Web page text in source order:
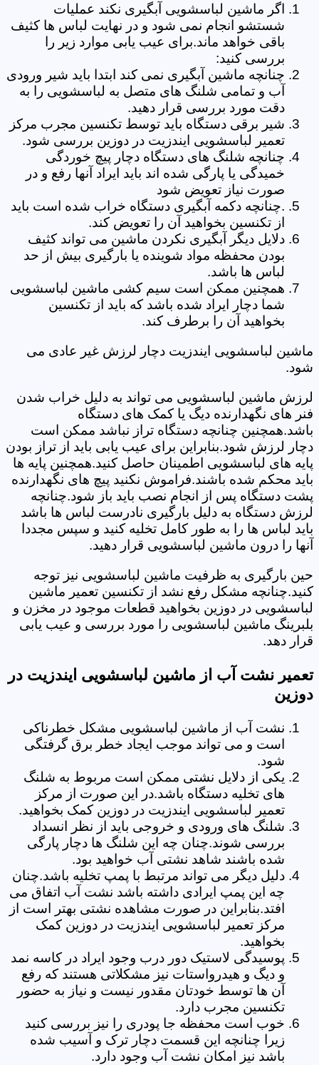
اگر ماشین لباسشویی آبگیری نکند عملیات
شستشو انجام نمی شود و در نهایت لباس ها کثیف
باقی خواهد ماند.برای عیب یابی موارد زیر را
بررسی کنید:
چنانچه ماشین آبگیری نمی کند ابتدا باید شیر ورودی
آب و تمامی شلنگ های متصل به لباسشویی را به
دقت مورد بررسی قرار دهید.
شیر برقی دستگاه باید توسط تکنسین مجرب مرکز
تعمیر لباسشویی ایندزیت در دوزین بررسی شود.
چنانچه شلنگ های دستگاه دچار پیچ خوردگی
خمیدگی یا پارگی شده اند باید ایراد آنها رفع و در
صورت نیاز تعویض شود
.چنانچه دکمه آبگیری دستگاه خراب شده است باید
از تکنسین بخواهید آن را تعویض کند.
دلایل دیگر آبگیری نکردن ماشین می تواند کثیف
بودن محفظه مواد شوینده یا بارگیری بیش از حد
لباس ها باشد.
همچنین ممکن است سیم کشی ماشین لباسشویی
شما دچار ایراد شده باشد که باید از تکنسین
بخواهید آن را برطرف کند.
ماشین لباسشویی ایندزیت دچار لرزش غیر عادی می
شود.
لرزش ماشین لباسشویی می تواند به دلیل خراب شدن
فنر های نگهدارنده دیگ یا کمک های دستگاه
باشد.همچنین چنانچه دستگاه تراز نباشد ممکن است
دچار لرزش شود.بنابراین برای عیب یابی باید از تراز بودن
پایه های لباسشویی اطمینان حاصل کنید.همچنین پایه ها
باید محکم شده باشند.فراموش نکنید پیچ های نگهدارنده
پشت دستگاه پس از انجام نصب باید باز شود.چنانچه
لرزش دستگاه به دلیل بارگیری نادرست لباس ها باشد
باید لباس ها را به طور کامل تخلیه کنید و سپس مجددا
آنها را درون ماشین لباسشویی قرار دهید.
حین بارگیری به ظرفیت ماشین لباسشویی نیز توجه
کنید.چنانچه مشکل رفع نشد از تکنسین تعمیر ماشین
لباسشویی در دوزین بخواهید قطعات موجود در مخزن و
بلبرینگ ماشین لباسشویی را مورد بررسی و عیب یابی
قرار دهد.
تعمیر نشت آب از ماشین لباسشویی ایندزیت در
دوزین
نشت آب از ماشین لباسشویی مشکل خطرناکی
است و می تواند موجب ایجاد خطر برق گرفتگی
شود.
یکی از دلایل نشتی ممکن است مربوط به شلنگ
های تخلیه دستگاه باشد.در این صورت از مرکز
تعمیر لباسشویی ایندزیت در دوزین کمک بخواهید.
شلنگ های ورودی و خروجی باید از نظر انسداد
بررسی شوند.چنان چه این شلنگ ها دچار پارگی
شده باشند شاهد نشتی آب خواهید بود.
دلیل دیگر می تواند مرتبط با پمپ تخلیه باشد.چنان
چه این پمپ ایرادی داشته باشد نشت آب اتفاق می
افتد.بنابراین در صورت مشاهده نشتی بهتر است از
مرکز تعمیر لباسشویی ایندزیت در دوزین کمک
بخواهید.
پوسیدگی لاستیک دور درب وجود ایراد در کاسه نمد
و دیگ و هیدرواستات نیز مشکلاتی هستند که رفع
آن ها توسط خودتان مقدور نیست و نیاز به حضور
تکنسین مجرب دارد.
خوب است محفظه جا پودری را نیز بررسی کنید
زیرا چنانچه این قسمت دچار ترک و آسیب شده
باشد نیز امکان نشت آب وجود دارد.